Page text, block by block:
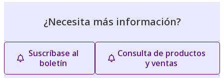
¿Necesita más información?
Suscríbase al
boletín
Consulta de productos
y ventas